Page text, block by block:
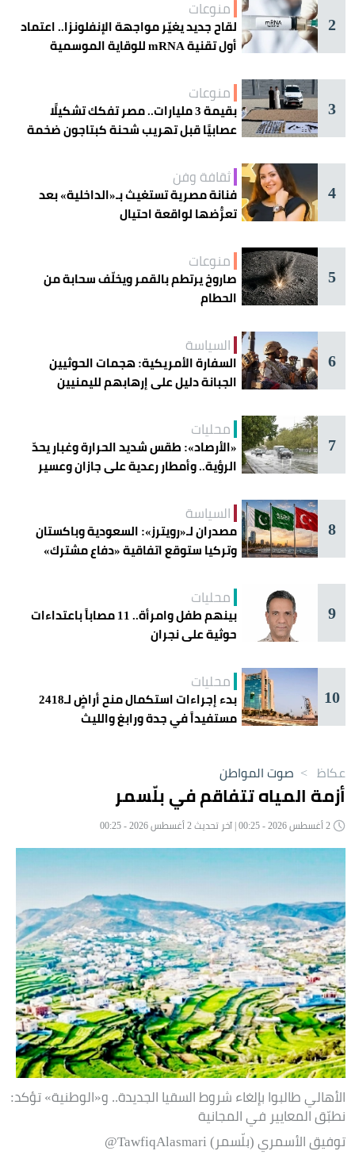
2
منوعات
لقاح جديد يغيّر مواجهة الإنفلونزا.. اعتماد
أول تقنية mRNA للوقاية الموسمية
3
منوعات
بقيمة 3 مليارات.. مصر تفكك تشكيلًا
عصابيًا قبل تهريب شحنة كبتاجون ضخمة
4
ثقافة وفن
فنانة مصرية تستغيث بـ«الداخلية» بعد
تعرُّضها لواقعة احتيال
5
منوعات
صاروخ يرتطم بالقمر ويخلّف سحابة من
الحطام
6
السياسة
السفارة الأمريكية: هجمات الحوثيين
الجبانة دليل على إرهابهم لليمنيين
7
محليات
«الأرصاد»: طقس شديد الحرارة وغبار يحدّ
الرؤية.. وأمطار رعدية على جازان وعسير
8
السياسة
مصدران لـ«رويترز»: السعودية وباكستان
وتركيا ستوقع اتفاقية «دفاع مشترك»
9
محليات
بينهم طفل وامرأة.. 11 مصاباً باعتداءات
حوثية على نجران
10
محليات
بدء إجراءات استكمال منح أراضٍ لـ2418
مستفيداً في جدة ورابغ والليث
عكاظ > صوت المواطن
أزمة المياه تتفاقم في بلّسمر
الأهالي طالبوا بإلغاء شروط السقيا الجديدة.. و«الوطنية» تؤكد:
نطبّق المعايير في المجانية
توفيق الأسمري (بلّسمر) TawfiqAlasmari@